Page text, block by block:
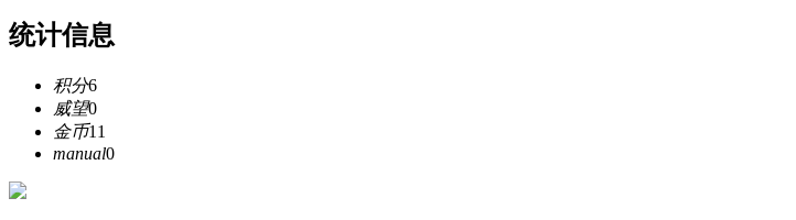
统计信息
积分6
威望0
金币11
manual0